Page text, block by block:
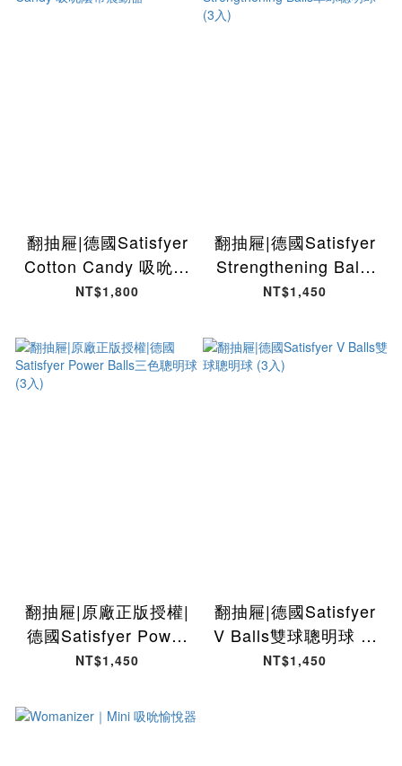
翻抽屜|德國Satisfyer
Cotton Candy 吸吮陰
蒂震動器
NT$1,800
翻抽屜|德國Satisfyer
Strengthening Balls
單球聰明球 (3入)
NT$1,450
翻抽屜|原廠正版授權|
德國Satisfyer Power
Balls三色聰明球 (3入)
NT$1,450
翻抽屜|德國Satisfyer
V Balls雙球聰明球 (3
入)
NT$1,450